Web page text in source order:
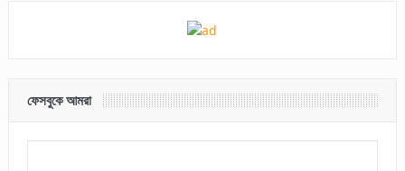
ফেসবুকে আমরা